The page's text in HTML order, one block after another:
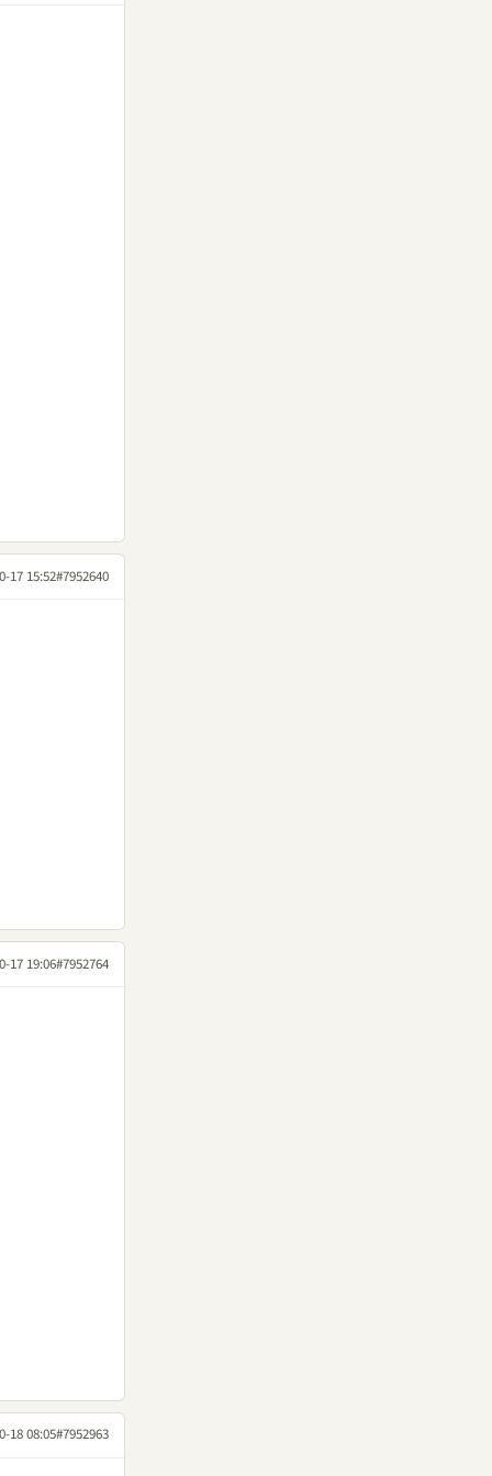
17 15:52#7952640
17 19:06#7952764
18 08:05#7952963